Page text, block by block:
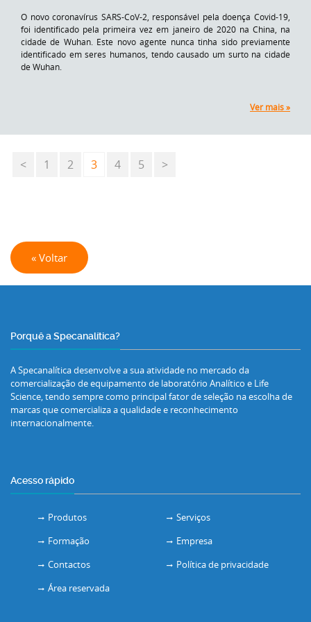
O novo coronavírus SARS-CoV-2, responsável pela doença Covid-19,
foi identificado pela primeira vez em janeiro de 2020 na China, na
cidade de Wuhan. Este novo agente nunca tinha sido previamente
identificado em seres humanos, tendo causado um surto na cidade
de Wuhan.
Ver mais »
< 1 2 3 4 5 >
« Voltar
Porquê a Specanalítica?
A Specanalítica desenvolve a sua atividade no mercado da
comercialização de equipamento de laboratório Analítico e Life
Science, tendo sempre como principal fator de seleção na escolha de
marcas que comercializa a qualidade e reconhecimento
internacionalmente.
Acesso rápido
Produtos
Serviços
Formação
Empresa
Contactos
Política de privacidade
Área reservada